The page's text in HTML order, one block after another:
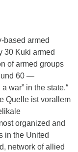
based armed
30 Kuki armed
of armed groups
60 —
war” in the state.“
Quelle ist vorallem
organized and
in the United
network of allied